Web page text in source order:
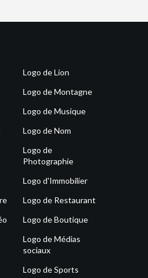
Logo de Lion
Logo de Montagne
Logo de Musique
Logo de Nom
Logo de
Photographie
Logo d'Immobilier
Logo de Restaurant
Logo de Boutique
Logo de Médias
sociaux
Logo de Sports